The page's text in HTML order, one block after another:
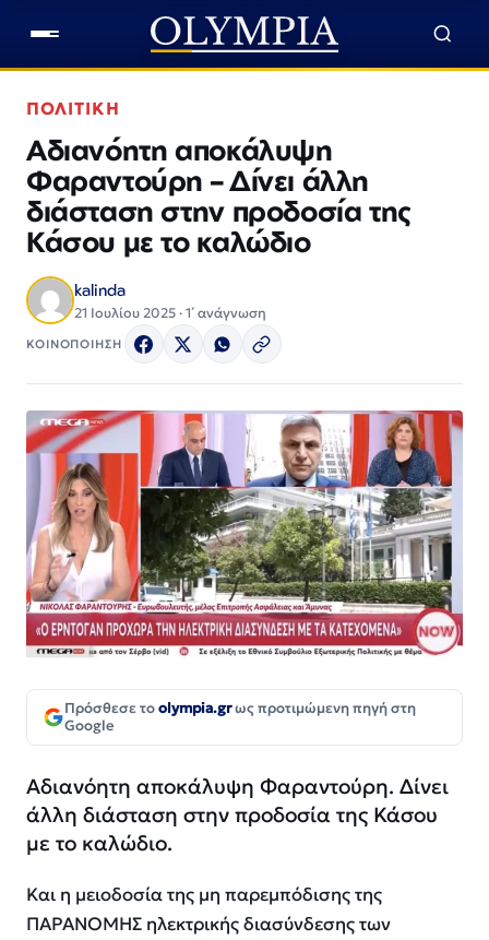
ΠΟΛΙΤΙΚΗ
Αδιανόητη αποκάλυψη
Φαραντούρη – Δίνει άλλη
διάσταση στην προδοσία της
Κάσου με το καλώδιο
kalinda
21 Ιουλίου 2025 · 1΄ ανάγνωση
ΚΟΙΝΟΠΟΙΗΣΗ
Πρόσθεσε τοolympia.grως προτιμώμενη πηγή στη
Google
Αδιανόητη αποκάλυψη Φαραντούρη. Δίνει
άλλη διάσταση στην προδοσία της Κάσου
με το καλώδιο.
Και η μειοδοσία της μη παρεμπόδισης της
ΠΑΡΑΝΟΜΗΣ ηλεκτρικής διασύνδεσης των